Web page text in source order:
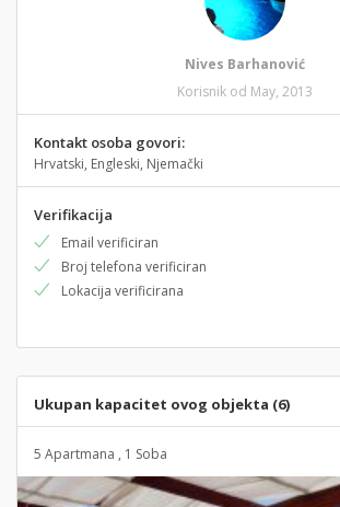
Nives Barhanović
Korisnik od May, 2013
Kontakt osoba govori:
Hrvatski, Engleski, Njemački
Verifikacija
Email verificiran
Broj telefona verificiran
Lokacija verificirana
Ukupan kapacitet ovog objekta (6)
5 Apartmana , 1 Soba